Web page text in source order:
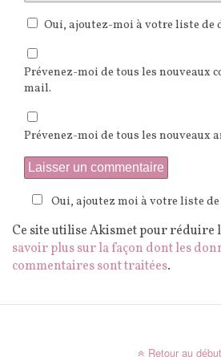
Oui, ajoutez-moi à votre liste de
Prévenez-moi de tous les nouveaux
mail.
Prévenez-moi de tous les nouveaux
Oui, ajoutez moi à votre liste
Ce site utilise Akismet pour réduire
savoir plus sur la façon dont les
commentaires sont traitées.
Retour au début